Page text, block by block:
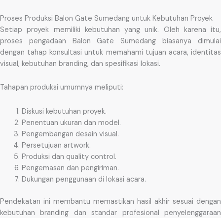
Proses Produksi Balon Gate Sumedang untuk Kebutuhan Proyek
Setiap proyek memiliki kebutuhan yang unik. Oleh karena itu,
proses pengadaan Balon Gate Sumedang biasanya dimulai
dengan tahap konsultasi untuk memahami tujuan acara, identitas
visual, kebutuhan branding, dan spesifikasi lokasi.
Tahapan produksi umumnya meliputi:
Diskusi kebutuhan proyek.
Penentuan ukuran dan model.
Pengembangan desain visual.
Persetujuan artwork.
Produksi dan quality control.
Pengemasan dan pengiriman.
Dukungan penggunaan di lokasi acara.
Pendekatan ini membantu memastikan hasil akhir sesuai dengan
kebutuhan branding dan standar profesional penyelenggaraan